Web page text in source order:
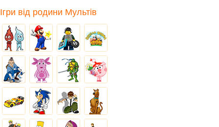
Ігри від родини Мультів